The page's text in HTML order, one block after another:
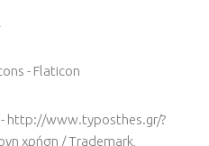
- Flaticon
- http://www.typosthes.gr/?
χρήση / Trademark,